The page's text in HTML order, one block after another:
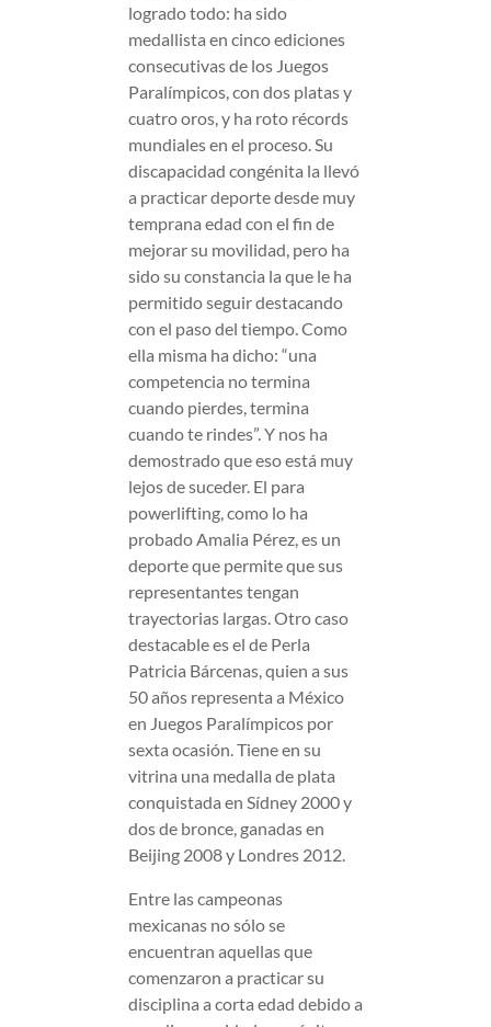
logrado todo: ha sido
medallista en cinco ediciones
consecutivas de los Juegos
Paralímpicos, con dos platas y
cuatro oros, y ha roto récords
mundiales en el proceso. Su
discapacidad congénita la llevó
a practicar deporte desde muy
temprana edad con el fin de
mejorar su movilidad, pero ha
sido su constancia la que le ha
permitido seguir destacando
con el paso del tiempo. Como
ella misma ha dicho: “una
competencia no termina
cuando pierdes, termina
cuando te rindes”. Y nos ha
demostrado que eso está muy
lejos de suceder. El para
powerlifting, como lo ha
probado Amalia Pérez, es un
deporte que permite que sus
representantes tengan
trayectorias largas. Otro caso
destacable es el de Perla
Patricia Bárcenas, quien a sus
50 años representa a México
en Juegos Paralímpicos por
sexta ocasión. Tiene en su
vitrina una medalla de plata
conquistada en Sídney 2000 y
dos de bronce, ganadas en
Beijing 2008 y Londres 2012.
Entre las campeonas
mexicanas no sólo se
encuentran aquellas que
comenzaron a practicar su
disciplina a corta edad debido a